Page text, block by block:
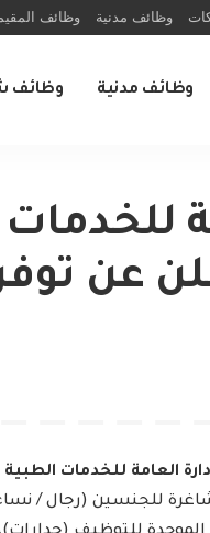
وظائف مدنية وظائف
وظائف مدنية وظائف
عن
العامة للخدمات
للجنسين (رجال /